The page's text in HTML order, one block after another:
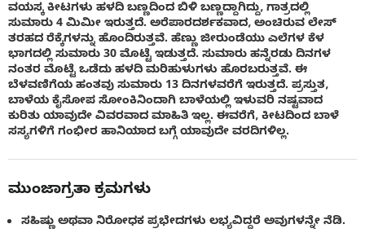
ವಯಸ್ಕ ಕೀಟಗಳು ಹಳದಿ ಬಣ್ಣದಿಂದ ಬಿಳಿ ಬಣ್ಣದ್ದಾಗಿದ್ದು, ಗಾತ್ರದಲ್ಲಿ
ಸುಮಾರು 4 ಮಿಮೀ ಇರುತ್ತದೆ. ಅರೆಪಾರದರ್ಶಕವಾದ, ಅಂಚಿರುವ ಲೇಸ್
ತರಹದ ರೆಕ್ಕೆಗಳನ್ನು ಹೊಂದಿರುತ್ತವೆ. ಹೆಣ್ಣು ಜೀರುಂಡೆಯು ಎಲೆಗಳ ಕೆಳ
ಭಾಗದಲ್ಲಿ ಸುಮಾರು 30 ಮೊಟ್ಟೆ ಇಡುತ್ತದೆ. ಸುಮಾರು ಹನ್ನೆರಡು ದಿನಗಳ
ನಂತರ ಮೊಟ್ಟೆ ಒಡೆದು ಹಳದಿ ಮರಿಹುಳುಗಳು ಹೊರಬರುತ್ತವೆ. ಈ
ಬೆಳವಣಿಗೆಯ ಹಂತವು ಸುಮಾರು 13 ದಿನಗಳವರೆಗೆ ಇರುತ್ತದೆ. ಪ್ರಸ್ತುತ,
ಬಾಳೆಯ ಕೈಸೋಪ ಸೋಂಕಿನಿಂದಾಗಿ ಬಾಳೆಯಲ್ಲಿ ಇಳುವರಿ ನಷ್ಟವಾದ
ಕುರಿತು ಯಾವುದೇ ವಿವರವಾದ ಮಾಹಿತಿ ಇಲ್ಲ. ಈವರೆಗೆ, ಕೀಟದಿಂದ ಬಾಳೆ
ಸಸ್ಯಗಳಿಗೆ ಗಂಭೀರ ಹಾನಿಯಾದ ಬಗ್ಗೆ ಯಾವುದೇ ವರದಿಗಳಿಲ್ಲ.
ಮುಂಜಾಗ್ರತಾ ಕ್ರಮಗಳು
ಸಹಿಷ್ಣು ಅಥವಾ ನಿರೋಧಕ ಪ್ರಭೇದಗಳು ಲಭ್ಯವಿದ್ದರೆ ಅವುಗಳನ್ನೇ ನೆಡಿ.